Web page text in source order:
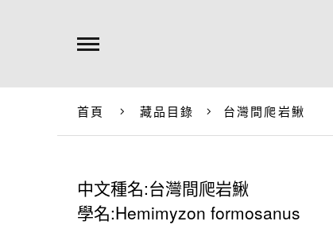
首頁 藏品目錄 台灣間爬岩鰍
中文種名:台灣間爬岩鰍
學名:Hemimyzon formosanus